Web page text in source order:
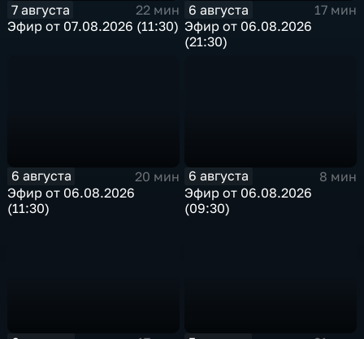
7 августа
22 мин
Эфир от 07.08.2026 (11:30)
6 августа
17 мин
Эфир от 06.08.2026
(21:30)
6 августа
20 мин
Эфир от 06.08.2026
(11:30)
6 августа
8 мин
Эфир от 06.08.2026
(09:30)